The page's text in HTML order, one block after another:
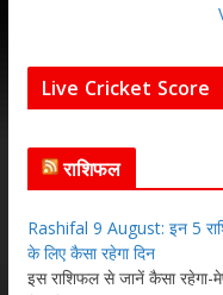
Live Cricket Score
राशिफल
Rashifal 9 August: इन 5
के लिए कैसा रहेगा दिन
इस राशिफल से जानें कैसा रहेगा-